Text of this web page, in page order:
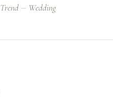
Trend Wedding